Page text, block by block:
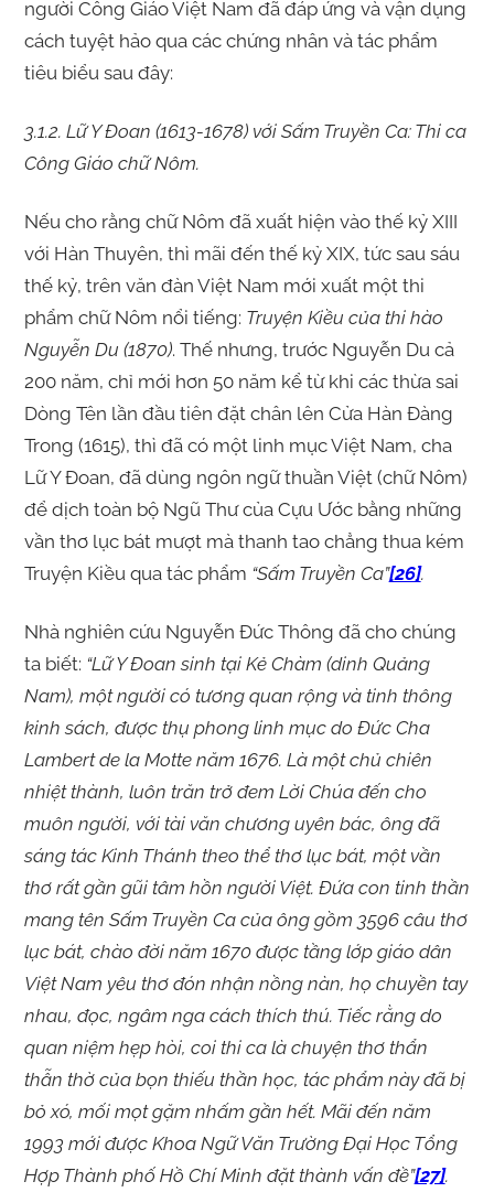
người Công Giáo Việt Nam đã đáp ứng và vận dụng
cách tuyệt hảo qua các chứng nhân và tác phẩm
tiêu biểu sau đây:
3.1.2. Lữ Y Đoan (1613-1678) với Sấm Truyền Ca: Thi ca
Công Giáo chữ Nôm.
Nếu cho rằng chữ Nôm đã xuất hiện vào thế kỷ XIII
với Hàn Thuyên, thì mãi đến thế kỷ XIX, tức sau sáu
thế kỷ, trên văn đàn Việt Nam mới xuất một thi
phẩm chữ Nôm nổi tiếng: Truyện Kiều của thi hào
Nguyễn Du (1870). Thế nhưng, trước Nguyễn Du cả
200 năm, chỉ mới hơn 50 năm kể từ khi các thừa sai
Dòng Tên lần đầu tiên đặt chân lên Cửa Hàn Đàng
Trong (1615), thì đã có một linh mục Việt Nam, cha
Lữ Y Đoan, đã dùng ngôn ngữ thuần Việt (chữ Nôm)
để dịch toàn bộ Ngũ Thư của Cựu Ước bằng những
vần thơ lục bát mượt mà thanh tao chẳng thua kém
Truyện Kiều qua tác phẩm “Sấm Truyền Ca”[26].
Nhà nghiên cứu Nguyễn Đức Thông đã cho chúng
ta biết: “Lữ Y Đoan sinh tại Kẻ Chàm (dinh Quảng
Nam), một người có tương quan rộng và tinh thông
kinh sách, được thụ phong linh mục do Đức Cha
Lambert de la Motte năm 1676. Là một chủ chiên
nhiệt thành, luôn trăn trở đem Lời Chúa đến cho
muôn người, với tài văn chương uyên bác, ông đã
sáng tác Kinh Thánh theo thể thơ lục bát, một vần
thơ rất gần gũi tâm hồn người Việt. Đứa con tinh thần
mang tên Sấm Truyền Ca của ông gồm 3596 câu thơ
lục bát, chào đời năm 1670 được tầng lớp giáo dân
Việt Nam yêu thơ đón nhận nồng nàn, họ chuyền tay
nhau, đọc, ngâm nga cách thích thú. Tiếc rằng do
quan niệm hẹp hòi, coi thi ca là chuyện thơ thẩn
thẫn thờ của bọn thiếu thần học, tác phẩm này đã bị
bỏ xó, mối mọt gặm nhấm gần hết. Mãi đến năm
1993 mới được Khoa Ngữ Văn Trường Đại Học Tổng
Hợp Thành phố Hồ Chí Minh đặt thành vấn đề”[27].